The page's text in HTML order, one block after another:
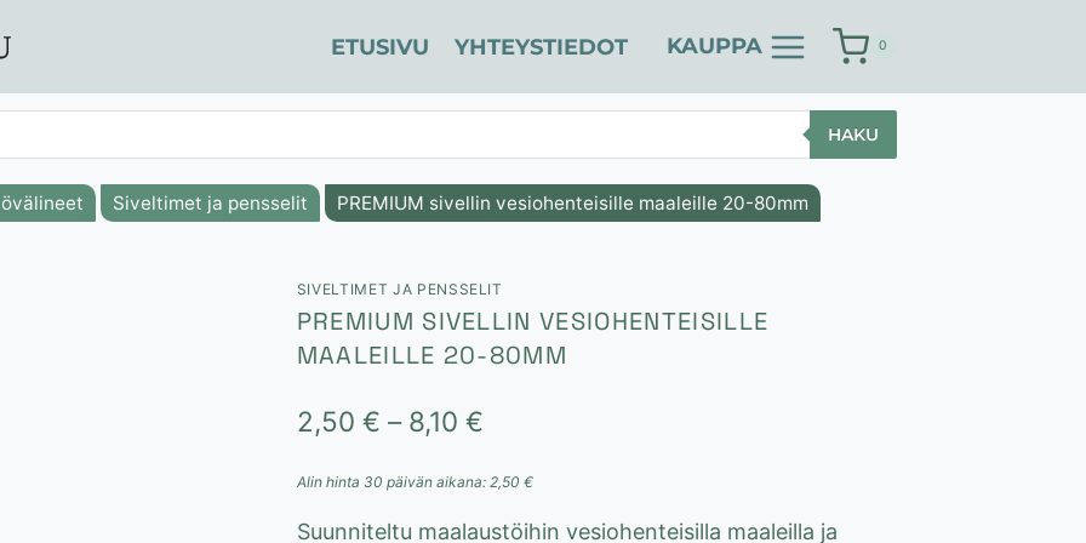
ETUSIVU YHTEYSTIEDOT KAUPPA 0
HAKU
Siveltimet ja pensselit PREMIUM sivellin vesiohenteisille maaleille 20-80mm
SIVELTIMET JA PENSSELIT
PREMIUM SIVELLIN VESIOHENTEISILLE
MAALEILLE 20-80MM
2,50 € – 8,10 €Hintaluokka:
Alin hinta 30 päivän aikana: 2,50 €
Suunniteltu maalaustöihin vesiohenteisilla maaleilla ja